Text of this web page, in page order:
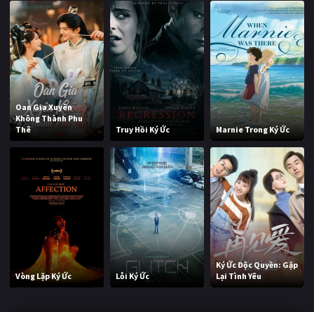
Oan Gia Xuyên
Không Thành Phu
Thê
Truy Hồi Ký Ức Marnie Trong Ký Ức
Vòng Lặp Ký Ức Lỗi Ký Ức
Ký Ức Độc Quyền: Gặp
Lại Tình Yêu